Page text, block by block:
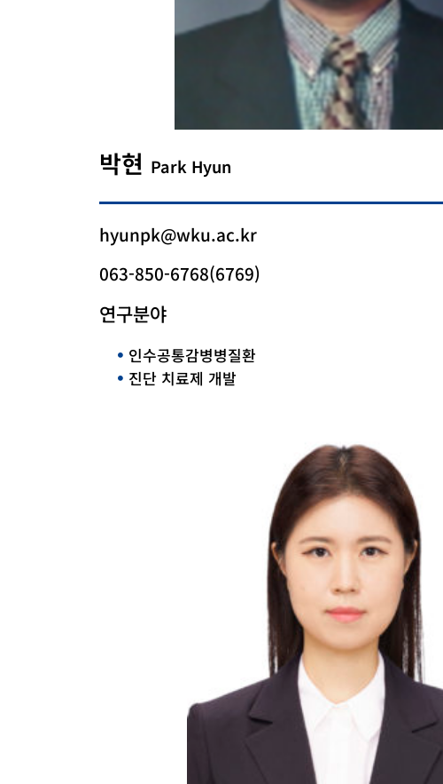
박현 Park Hyun
hyunpk@wku.ac.kr
063-850-6768(6769)
연구분야
인수공통감병병질환
진단 치료제 개발